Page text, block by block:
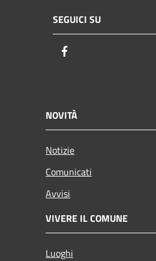
SEGUICI SU
NOVITÀ
Notizie
Comunicati
Avvisi
VIVERE IL COMUNE
Luoghi